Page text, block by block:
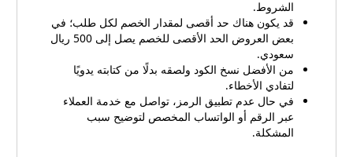
(عربة التسوق)، ابحث عن خانة
إدخال الكوبون أو الرمز
الترويجي. ألصق الرمز وانقر
تفعيل للتحقق من تطبيق
الخصم على إجمالي الطلب.
أكمل بيانات الشحن واختر
طريقة الدفع المناسبة ثم أتمم
عملية الشراء. من المهم دائمًا
التأكد من شروط الاستخدام
الشروط.
قد يكون هناك حد أقصى لمقدار الخصم لكل طلب؛ في
بعض العروض الحد الأقصى للخصم يصل إلى 500 ريال
سعودي.
من الأفضل نسخ الكود ولصقه بدلًا من كتابته يدويًا
لتفادي الأخطاء.
في حال عدم تطبيق الرمز، تواصل مع خدمة العملاء
عبر الرقم أو الواتساب المخصص لتوضيح سبب
المشكلة.